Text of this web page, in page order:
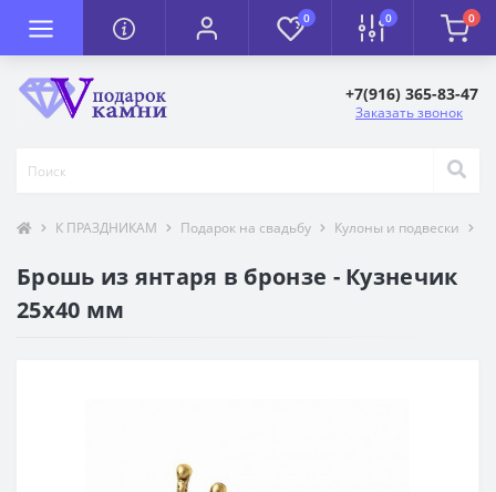
0 0 0
+7(916) 365-83-47
Заказать звонок
К ПРАЗДНИКАМ Подарок на свадьбу Кулоны и подвески
Брошь из янтаря в бронзе - Кузнечик
25х40 мм